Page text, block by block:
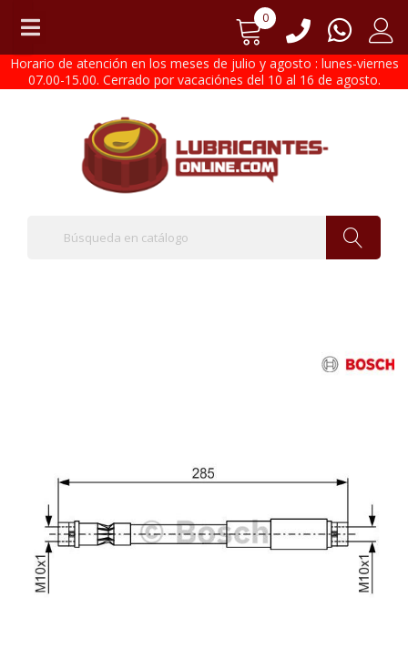
0
Horario de atención en los meses de julio y agosto : lunes-viernes
07.00-15.00. Cerrado por vacaciónes del 10 al 16 de agosto.